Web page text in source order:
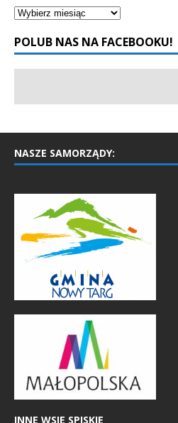
POLUB NAS NA FACEBOOKU!
NASZE SAMORZĄDY:
INNE WSIE SPISKIE